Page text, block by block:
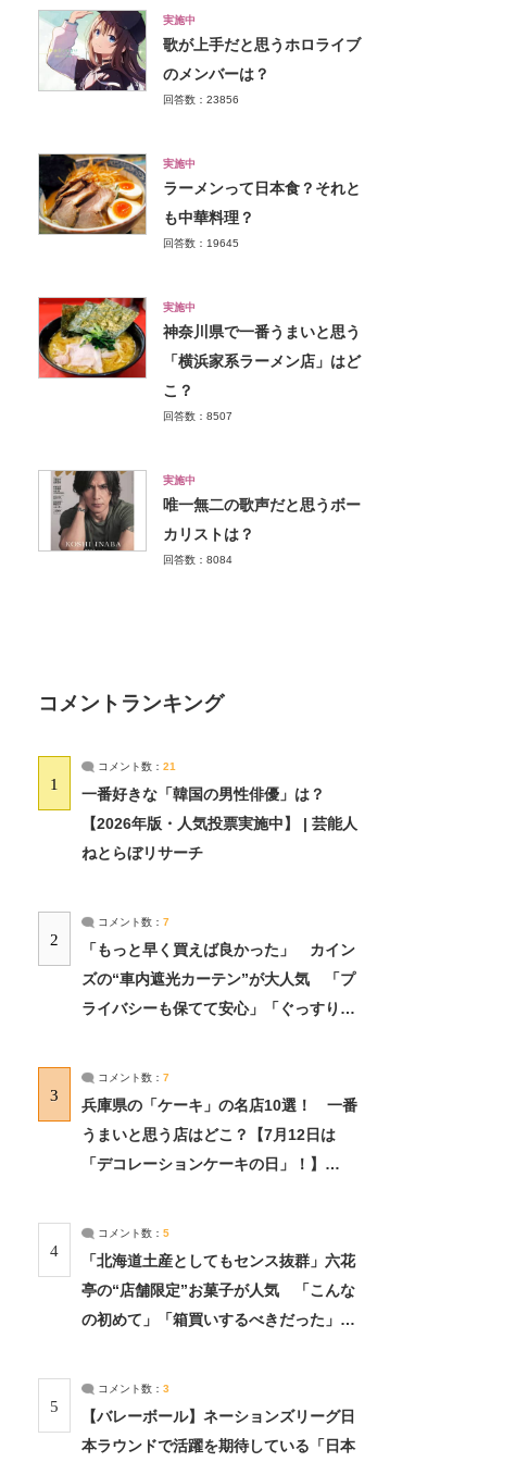
実施中
歌が上手だと思うホロライブ
のメンバーは？
回答数：23856
実施中
ラーメンって日本食？それと
も中華料理？
回答数：19645
実施中
神奈川県で一番うまいと思う
「横浜家系ラーメン店」はど
こ？
回答数：8507
実施中
唯一無二の歌声だと思うボー
カリストは？
回答数：8084
コメントランキング
1
コメント数： 21
一番好きな「韓国の男性俳優」は？
【2026年版・人気投票実施中】 | 芸能人
ねとらぼリサーチ
2
コメント数： 7
「もっと早く買えば良かった」 カイン
ズの“車内遮光カーテン”が大人気 「プ
ライバシーも保てて安心」「ぐっすり眠
3
コメント数： 7
兵庫県の「ケーキ」の名店10選！ 一番
うまいと思う店はどこ？【7月12日は
「デコレーションケーキの日」！】
4
コメント数： 5
「北海道土産としてもセンス抜群」六花
亭の“店舗限定”お菓子が人気 「こんな
の初めて」「箱買いするべきだった」
5
コメント数： 3
【バレーボール】ネーションズリーグ日
本ラウンドで活躍を期待している「日本